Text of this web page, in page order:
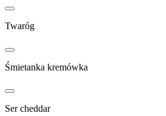
Twaróg
Śmietanka kremówka
Ser cheddar